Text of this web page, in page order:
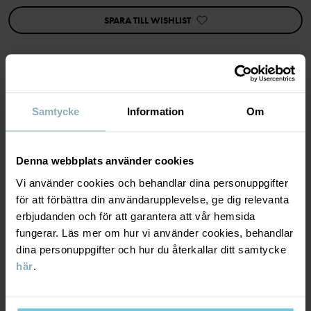
Samtycke Information Om
Denna webbplats använder cookies
Vi använder cookies och behandlar dina personuppgifter
för att förbättra din användarupplevelse, ge dig relevanta
erbjudanden och för att garantera att vår hemsida
fungerar. Läs mer om hur vi använder cookies, behandlar
dina personuppgifter och hur du återkallar ditt samtycke
här.
Artikelnummer:60600714
Tillverkningsland:Turkiet
Fabrik:MTK ŞUBE - TYH ULUSLARARASI TEKSTİL
SPARA TILL WISHLIST
MATERIAL & SKÖTSELRÅD
Material
95% Cotton Organic
5% Elastane
Skötselråd
HÅLLBARHET
LEVERANS & RETUR
Leverans & retur